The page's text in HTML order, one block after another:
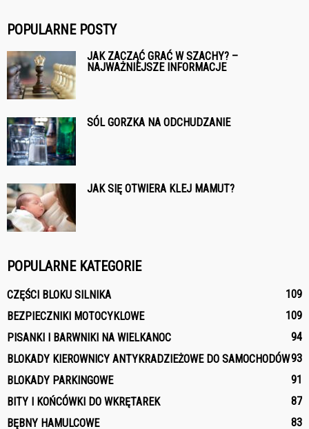
POPULARNE POSTY
JAK ZACZĄĆ GRAĆ W SZACHY? –
NAJWAŻNIEJSZE INFORMACJE
SÓL GORZKA NA ODCHUDZANIE
JAK SIĘ OTWIERA KLEJ MAMUT?
POPULARNE KATEGORIE
CZĘŚCI BLOKU SILNIKA
109
BEZPIECZNIKI MOTOCYKLOWE
109
PISANKI I BARWNIKI NA WIELKANOC
94
BLOKADY KIEROWNICY ANTYKRADZIEŻOWE DO SAMOCHODÓW93
BLOKADY PARKINGOWE
91
BITY I KOŃCÓWKI DO WKRĘTAREK
87
BĘBNY HAMULCOWE
83